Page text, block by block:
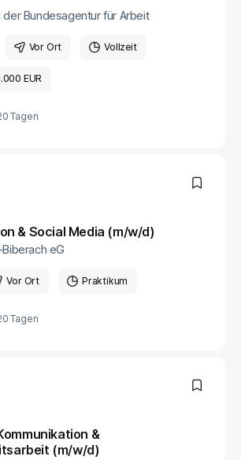
Bundesagentur für Arbeit
Vor Ort Vollzeit
EUR
Tagen
& Social Media (m/w/d)
eG
Vor Ort Praktikum
Tagen
&
(m/w/d)